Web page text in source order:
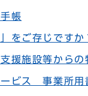
帳
をご存じですか
援施設等からの
ービス 事業所用